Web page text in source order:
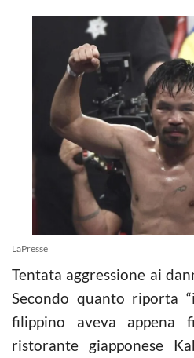
LaPresse
Tentata aggressione ai
Secondo quanto riporta
filippino aveva appena
ristorante giapponese